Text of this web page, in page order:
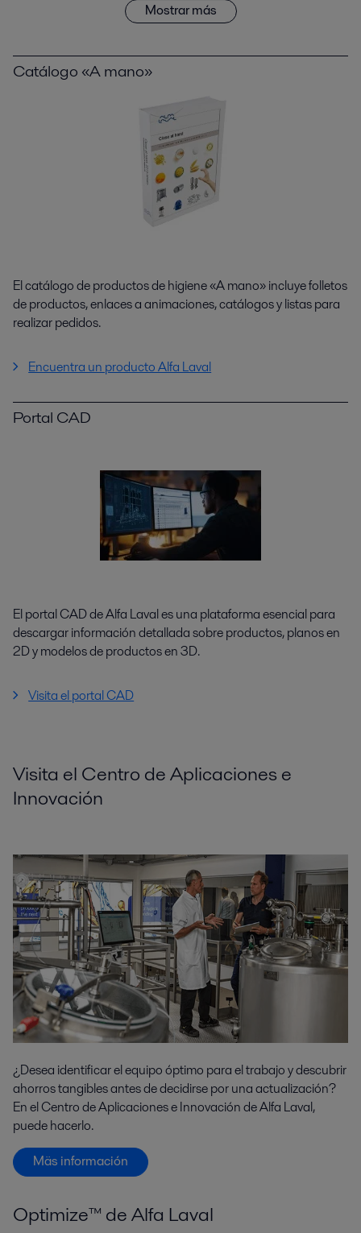
Mostrar más
Catálogo «A mano»
El catálogo de productos de higiene «A mano» incluye folletos
de productos, enlaces a animaciones, catálogos y listas para
realizar pedidos.
Encuentra un producto Alfa Laval
Portal CAD
El portal CAD de Alfa Laval es una plataforma esencial para
descargar información detallada sobre productos, planos en
2D y modelos de productos en 3D.
Visita el portal CAD
Visita el Centro de Aplicaciones e
Innovación
¿Desea identificar el equipo óptimo para el trabajo y descubrir
ahorros tangibles antes de decidirse por una actualización?
En el Centro de Aplicaciones e Innovación de Alfa Laval,
puede hacerlo.
Mäs información
Optimize™ de Alfa Laval